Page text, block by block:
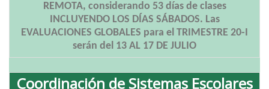
REMOTA, considerando 53 días de clases
INCLUYENDO LOS DÍAS SÁBADOS. Las
EVALUACIONES GLOBALES para el TRIMESTRE 20-I
serán del 13 AL 17 DE JULIO
Coordinación de Sistemas Escolares